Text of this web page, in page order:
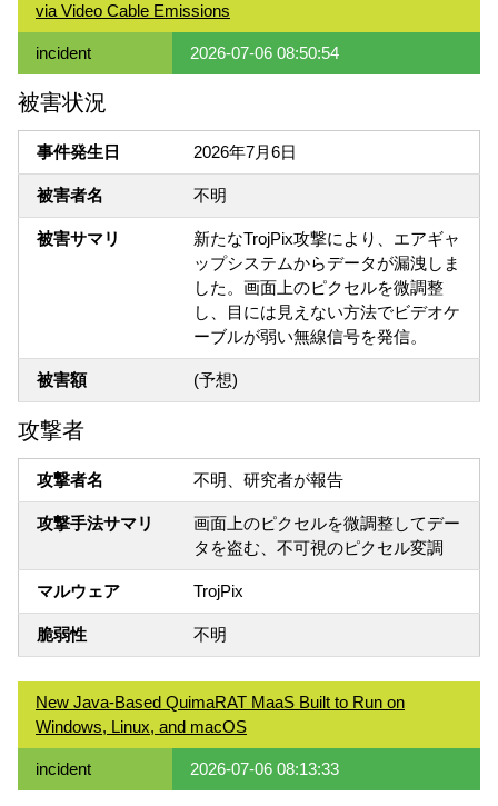
via Video Cable Emissions
incident 2026-07-06 08:50:54
被害状況
事件発生日 2026年7月6日
被害者名 不明
被害サマリ
新たなTrojPix攻撃により、エアギャ
ップシステムからデータが漏洩しま
した。画面上のピクセルを微調整
し、目には見えない方法でビデオケ
ーブルが弱い無線信号を発信。
被害額 (予想)
攻撃者
攻撃者名 不明、研究者が報告
攻撃手法サマリ
画面上のピクセルを微調整してデー
タを盗む、不可視のピクセル変調
マルウェア TrojPix
脆弱性 不明
New Java-Based QuimaRAT MaaS Built to Run on
Windows, Linux, and macOS
incident 2026-07-06 08:13:33